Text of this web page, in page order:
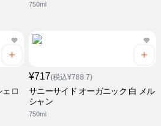
750ml
ェロ
¥717(税込¥788.7)
サニーサイド オーガニック 白 メル
シャン
750ml